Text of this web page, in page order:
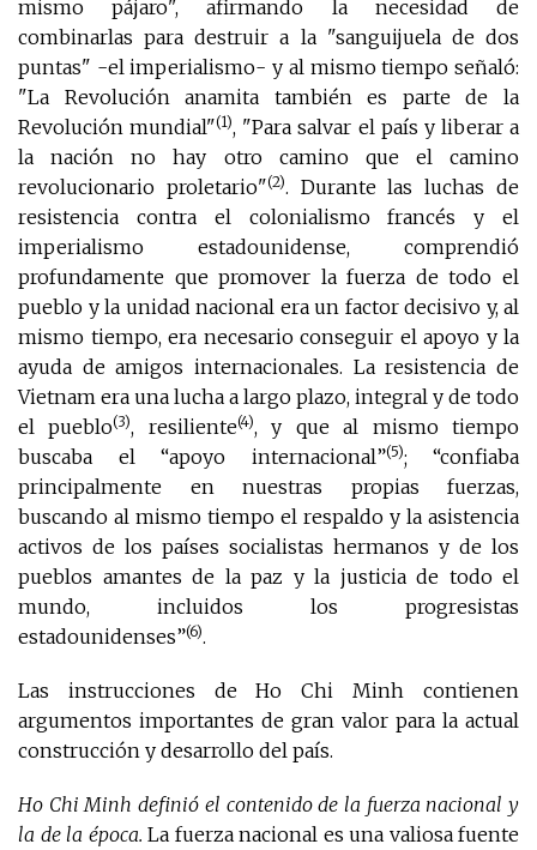
mismo pájaro", afirmando la necesidad de
combinarlas para destruir a la "sanguijuela de dos
puntas" -el imperialismo- y al mismo tiempo señaló:
"La Revolución anamita también es parte de la
Revolución mundial"(1), "Para salvar el país y liberar a
la nación no hay otro camino que el camino
revolucionario proletario"(2). Durante las luchas de
resistencia contra el colonialismo francés y el
imperialismo estadounidense, comprendió
profundamente que promover la fuerza de todo el
pueblo y la unidad nacional era un factor decisivo y, al
mismo tiempo, era necesario conseguir el apoyo y la
ayuda de amigos internacionales. La resistencia de
Vietnam era una lucha a largo plazo, integral y de todo
el pueblo(3), resiliente(4), y que al mismo tiempo
buscaba el “apoyo internacional”(5); “confiaba
principalmente en nuestras propias fuerzas,
buscando al mismo tiempo el respaldo y la asistencia
activos de los países socialistas hermanos y de los
pueblos amantes de la paz y la justicia de todo el
mundo, incluidos los progresistas
estadounidenses”(6).
Las instrucciones de Ho Chi Minh contienen
argumentos importantes de gran valor para la actual
construcción y desarrollo del país.
Ho Chi Minh definió el contenido de la fuerza nacional y
la de la época. La fuerza nacional es una valiosa fuente